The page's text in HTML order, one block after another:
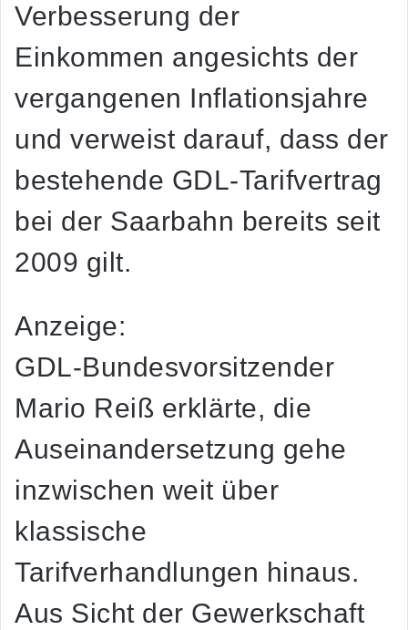
Verbesserung der
Einkommen angesichts der
vergangenen Inflationsjahre
und verweist darauf, dass der
bestehende GDL-Tarifvertrag
bei der Saarbahn bereits seit
2009 gilt.
Anzeige:
GDL-Bundesvorsitzender
Mario Reiß erklärte, die
Auseinandersetzung gehe
inzwischen weit über
klassische
Tarifverhandlungen hinaus.
Aus Sicht der Gewerkschaft